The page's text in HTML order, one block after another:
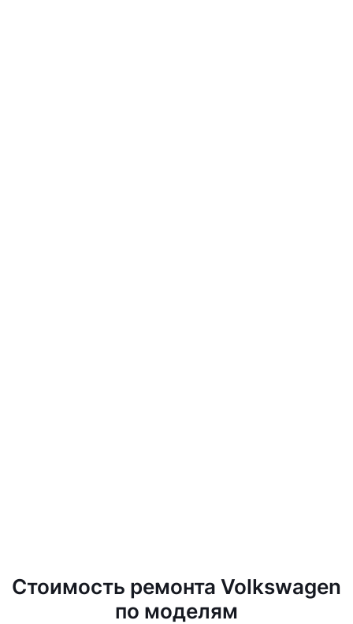
Стоимость ремонта Volkswagen
по моделям